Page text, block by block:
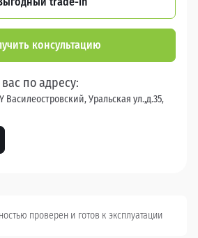
консультацию
по адресу:
Василеостровский, Уральская ул.,д.35,
проверен и готов к эксплуатации